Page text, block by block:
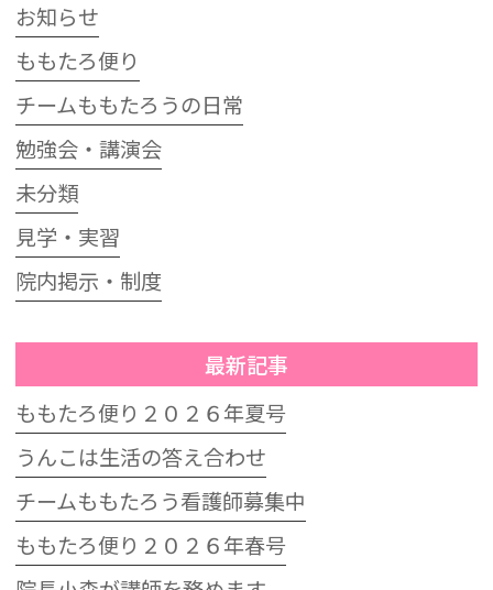
お知らせ
ももたろ便り
チームももたろうの日常
勉強会・講演会
未分類
見学・実習
院内掲示・制度
最新記事
ももたろ便り２０２６年夏号
うんこは生活の答え合わせ
チームももたろう看護師募集中
ももたろ便り２０２６年春号